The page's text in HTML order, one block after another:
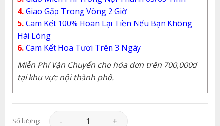
4.Giao Gấp Trong Vòng 2 Giờ
5.Cam Kết 100% Hoàn Lại Tiền Nếu Bạn Không
Hài Lòng
6.Cam Kết Hoa Tươi Trên 3 Ngày
Miễn Phí Vận Chuyển cho hóa đơn trên 700,000đ
tại khu vực nội thành phố.
Số lượng: Hoa Khai Trương - HKT004 số lượng